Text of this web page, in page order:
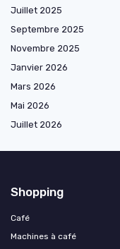
Juillet 2025
Septembre 2025
Novembre 2025
Janvier 2026
Mars 2026
Mai 2026
Juillet 2026
Shopping
Café
Machines à café